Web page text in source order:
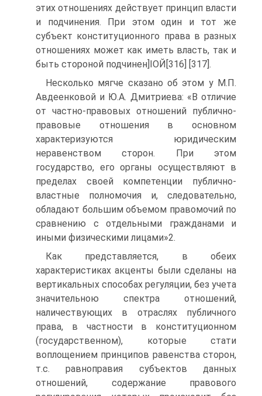
этих отношениях действует принцип власти
и подчинения. При этом один и тот же
субъект конституционного права в разных
отношениях может как иметь власть, так и
быть стороной подчинен]ІОЙ[316] [317].
Несколько мягче сказано об этом у М.П.
Авдеенковой и Ю.А. Дмитриева: «В отличие
от частно-правовых отношений публично-
правовые отношения в основном
характеризуются юридическим
неравенством сторон. При этом
государство, его органы осуществляют в
пределах своей компетенции публично-
властные полномочия и, следовательно,
обладают большим объемом правомочий по
сравнению с отдельными гражданами и
иными физическими лицами»2.
Как представляется, в обеих
характеристиках акценты были сделаны на
вертикальных способах регуляции, без учета
значительною спектра отношений,
наличествующих в отраслях публичного
права, в частности в конституционном
(государственном), которые стати
воплощением принципов равенства сторон,
т.с. равноправия субъектов данных
отношений, содержание правового